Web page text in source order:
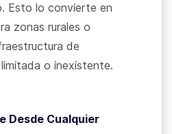
Esto lo convierte en
zonas rurales o
de
o inexistente.
Desde Cualquier